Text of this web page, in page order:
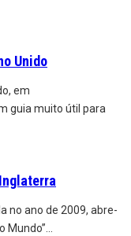
Unido
em
guia muito útil para
no ano de 2009, abre-
Mundo”